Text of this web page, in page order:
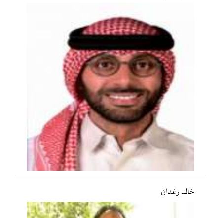
خالد رغدان